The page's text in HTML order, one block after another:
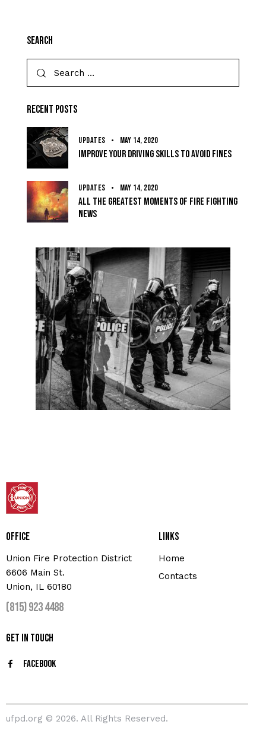
Search
Recent Posts
UPDATES May 14, 2020
Improve your driving skills to avoid fines
UPDATES May 14, 2020
All the greatest moments of fire fighting
news
Office
Union Fire Protection District
6606 Main St.
Union, IL 60180
(815) 923 4488
Links
Home
Contacts
Get In Touch
Facebook
ufpd.org © 2026. All Rights Reserved.